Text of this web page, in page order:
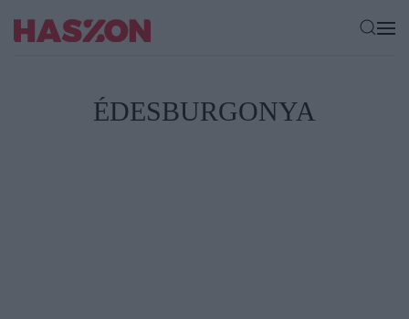
ÉDESBURGONYA